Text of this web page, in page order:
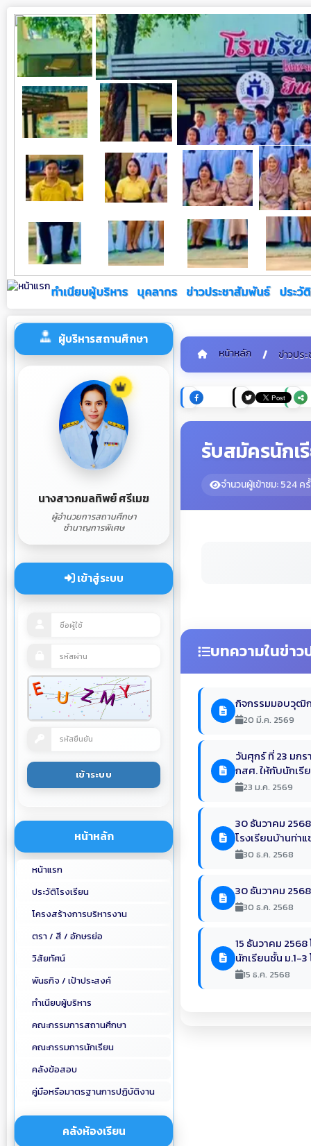
ผู้บริหารสถานศึกษา
นางสาวกมลทิพย์ ศรีเมฆ
ผู้อำนวยการสถานศึกษา
ชำนาญการพิเศษ
เข้าสู่ระบบ
หน้าหลัก
หน้าแรก
ประวัติโรงเรียน
โครงสร้างการบริหารงาน
ตรา / สี / อักษรย่อ
วิสัยทัศน์
พันธกิจ / เป้าประสงค์
ทำเนียบผู้บริหาร
คณะกรรมการสถานศึกษา
คณะกรรมการนักเรียน
คลังข้อสอบ
คู่มือหรือมาตรฐานการปฏิบัติงาน
คลังห้องเรียน
หน้าหลัก ข่าวปร
รับสมัครนักเ
จำนวนผู้เข้าชม: 524 ค
บทความในข่า
กิจกรรมมอบวุฒิ
20 มี.ค. 2569
วันศุกร์ ที่ 23 มก
กสศ. ให้กับนักเ
23 ม.ค. 2569
30 ธันวาคม
โรงเรียนบ้านท่า
30 ธ.ค. 2568
30 ธันวาคม
30 ธ.ค. 2568
15 ธันวาคม
นักเรียนชั้น ม.1-
15 ธ.ค. 2568